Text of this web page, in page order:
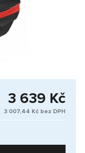
3 639 Kč
3 007,44 Kč bez DPH